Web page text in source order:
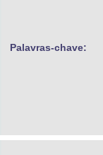
Palavras-chave: